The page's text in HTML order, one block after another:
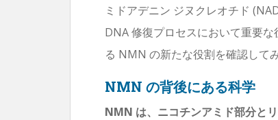
ミドアデニン ジヌクレオチド
DNA 修復プロセスにおいて重要
る NMN の新たな役割を確認して
NMN の背後にある科学
NMN は、ニコチンアミド部分と